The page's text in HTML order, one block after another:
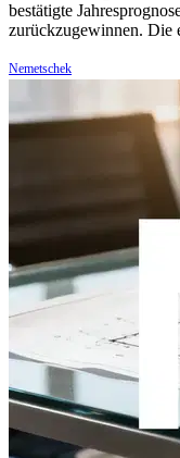
bestätigte
zurückzugewinnen. Die
Nemetschek